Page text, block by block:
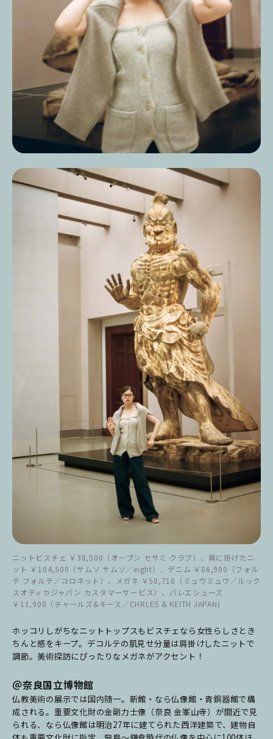
ニットビスチェ ￥38,500（オープン セサミ クラブ）、肩に掛けたニ
ット ￥104,500（サムソ サムソ／eight）、デニム ￥86,900（フォル
テ フォルテ／コロネット）、メガネ ￥50,710（ミュウミュウ／ルック
スオティカジャパン カスタマーサービス）、バレエシューズ
￥11,900（チャールズ&キース／CHRLES & KEITH JAPAN)
ホッコリしがちなニットトップスもビスチェなら女性らしさとき
ちんと感をキープ。デコルテの肌見せ分量は肩掛けしたニットで
調節。美術探訪にぴったりなメガネがアクセント！
＠奈良国立博物館
仏教美術の展示では国内随一。新館・なら仏像館・青銅器館で構
成される。重要文化財の金剛力士像（奈良 金峯山寺）が間近で見
られる、なら仏像館は明治27年に建てられた西洋建築で、建物自